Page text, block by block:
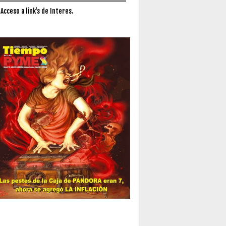
a link's de Interes.